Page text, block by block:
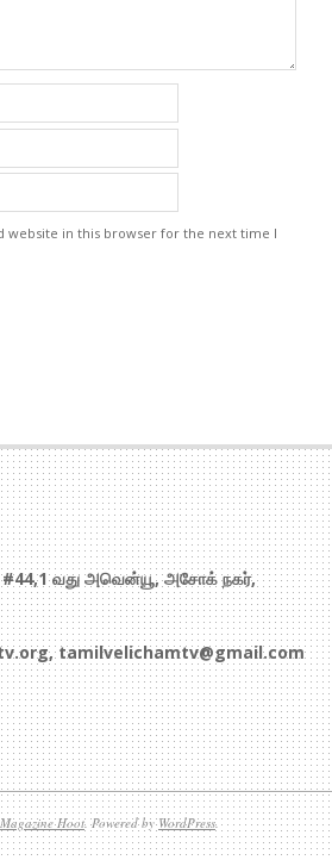
website in this browser for the next time I
#44,1 வது அவென்யூ, அசோக் நகர்,
tamilvelichamtv@gmail.com
Magazine Hoot. Powered byWordPress.